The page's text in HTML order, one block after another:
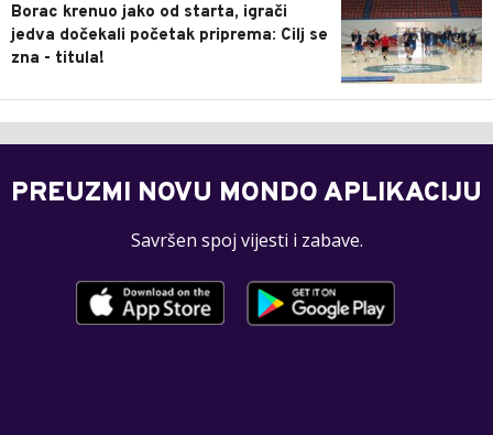
Borac krenuo jako od starta, igrači
jedva dočekali početak priprema: Cilj se
zna - titula!
PREUZMI NOVU MONDO APLIKACIJU
Savršen spoj vijesti i zabave.